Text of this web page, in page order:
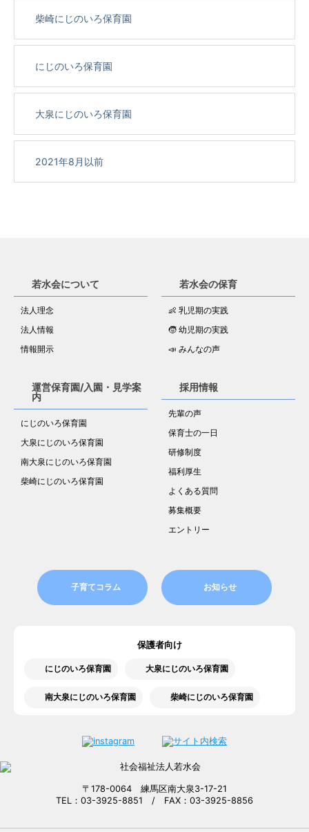
柴崎にじのいろ保育園
にじのいろ保育園
大泉にじのいろ保育園
2021年8月以前
若水会について
法人理念
法人情報
情報開示
若水会の保育
👶 乳児期の実践
🧒 幼児期の実践
📣 みんなの声
運営保育園/入園・見学案
内
にじのいろ保育園
大泉にじのいろ保育園
南大泉にじのいろ保育園
柴崎にじのいろ保育園
採用情報
先輩の声
保育士の一日
研修制度
福利厚生
よくある質問
募集概要
エントリー
子育てコラム お知らせ
保護者向け
にじのいろ保育園 大泉にじのいろ保育園
南大泉にじのいろ保育園 柴崎にじのいろ保育園
〒178-0064 練馬区南大泉3-17-21
TEL：03-3925-8851 / FAX：03-3925-8856